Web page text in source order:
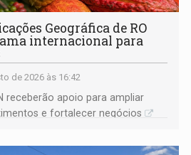
Geográfica de RO
internacional para
de 2026 às 16:42
receberão apoio para ampliar
e fortalecer negócios